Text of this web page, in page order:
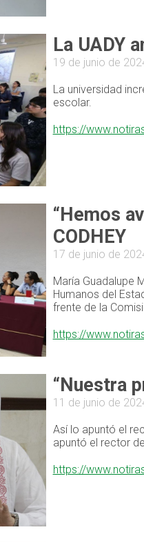
La UADY
19 de junio de
La universidad
escolar.
https://
“Hemos
CODHEY
17 de junio de
María Guadalupe
Humanos del
frente de la
https://
“Nuestra
11 de junio de
Así lo apuntó el
apuntó el rector
https://